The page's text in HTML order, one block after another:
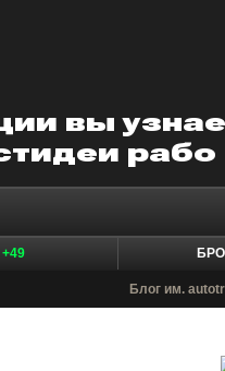
+49
Блог им.